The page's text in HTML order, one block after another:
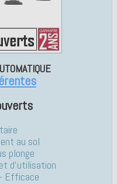
au sol
plonge
d'utilisation
Efficace